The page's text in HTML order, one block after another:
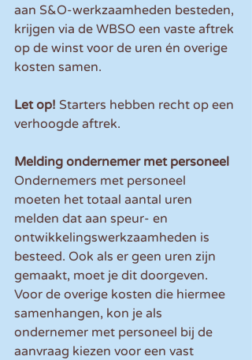
aan S&O-werkzaamheden besteden,
krijgen via de WBSO een vaste aftrek
op de winst voor de uren én overige
kosten samen.
Let op! Starters hebben recht op een
verhoogde aftrek.
Melding ondernemer met personeel
Ondernemers met personeel
moeten het totaal aantal uren
melden dat aan speur- en
ontwikkelingswerkzaamheden is
besteed. Ook als er geen uren zijn
gemaakt, moet je dit doorgeven.
Voor de overige kosten die hiermee
samenhangen, kon je als
ondernemer met personeel bij de
aanvraag kiezen voor een vast